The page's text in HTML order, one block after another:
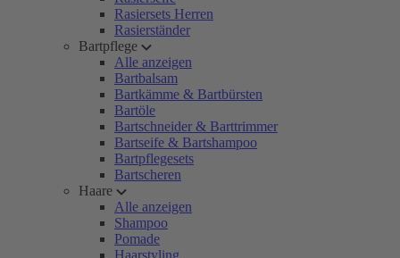
Rasiersets Herren
Rasierständer
Bartpflege
Alle anzeigen
Bartbalsam
Bartkämme & Bartbürsten
Bartöle
Bartschneider & Barttrimmer
Bartseife & Bartshampoo
Bartpflegesets
Bartscheren
Haare
Alle anzeigen
Shampoo
Pomade
Haarstyling